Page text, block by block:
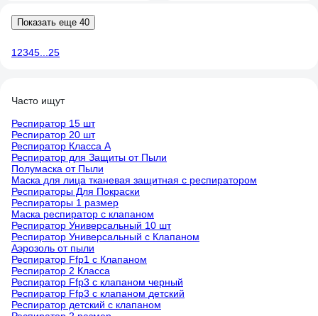
Показать еще 40
1 2345 25
Часто ищут
Респиратор 15 шт
Респиратор 20 шт
Респиратор Класса А
Респиратор для Защиты от Пыли
Полумаска от Пыли
Маска для лица тканевая защитная с респиратором
Респираторы Для Покраски
Респираторы 1 размер
Маска респиратор с клапаном
Респиратор Универсальный 10 шт
Респиратор Универсальный с Клапаном
Аэрозоль от пыли
Респиратор Ffp1 с Клапаном
Респиратор 2 Класса
Респиратор Ffp3 с клапаном черный
Респиратор Ffp3 с клапаном детский
Респиратор детский с клапаном